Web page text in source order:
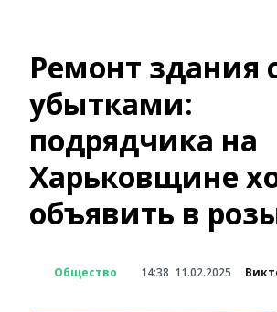
Ремонт здания
убытками:
подрядчика на
Харьковщине
объявить в
Общество 14:38 11.02.2025